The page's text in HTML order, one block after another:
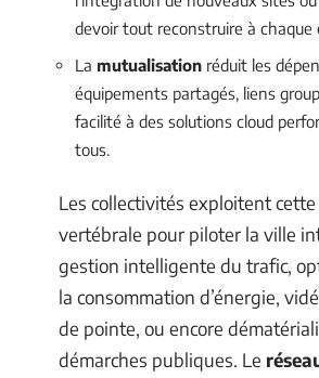
devoir tout reconstruire à chaque
La mutualisation réduit les
équipements partagés, liens
facilité à des solutions cloud
tous.
Les collectivités exploitent cette
vertébrale pour piloter la ville
gestion intelligente du trafic,
la consommation d’énergie,
de pointe, ou encore
démarches publiques. Le